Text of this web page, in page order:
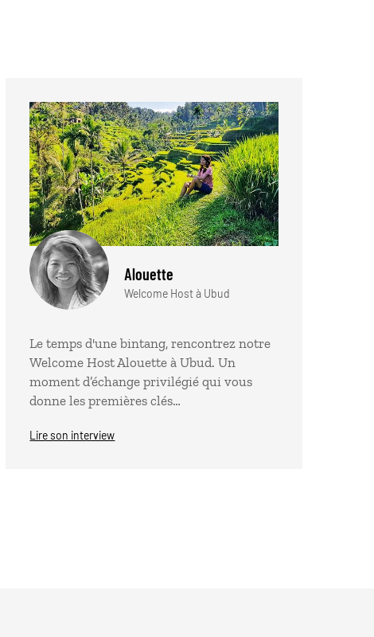
Alouette
Welcome Host à Ubud
Le temps d'une bintang, rencontrez notre
Welcome Host Alouette à Ubud. Un
moment d’échange privilégié qui vous
donne les premières clés…
Lire son interview